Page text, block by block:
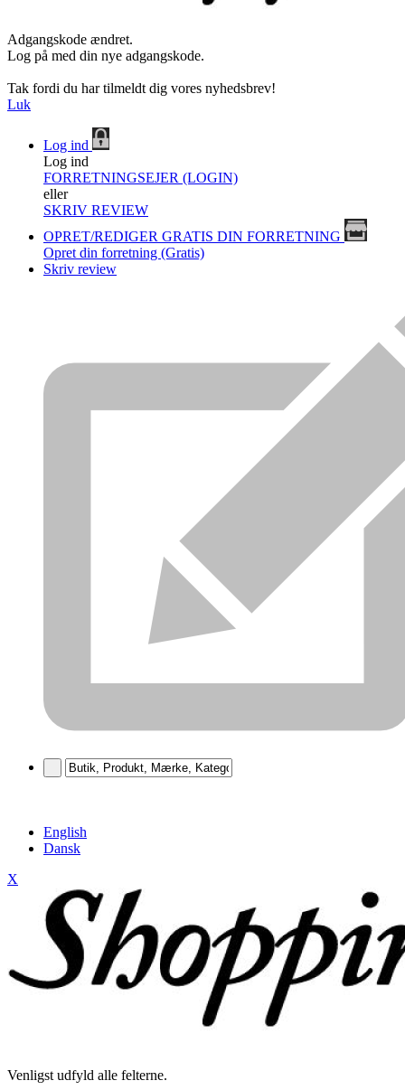
Adgangskode ændret.
Log på med din nye adgangskode.
Tak fordi du har tilmeldt dig vores nyhedsbrev!
Luk
Log ind
Log ind
FORRETNINGSEJER (LOGIN)
eller
SKRIV REVIEW
OPRET/REDIGER GRATIS DIN FORRETNING
Opret din forretning (Gratis)
Skriv review
English
Dansk
X
Venligst udfyld alle felterne.